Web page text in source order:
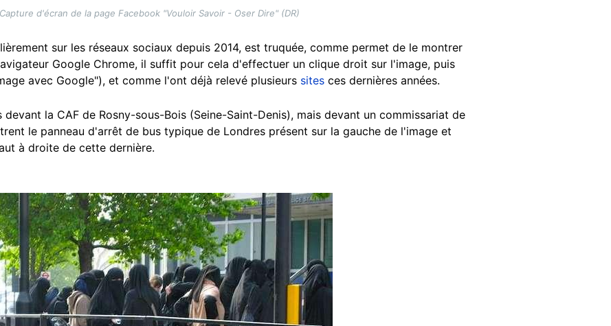
Capture d'écran de la page Facebook "Vouloir Savoir - Oser Dire" (DR)
sur les réseaux sociaux depuis 2014, est truquée, comme permet de le montrer
Google Chrome, il suffit pour cela d'effectuer un clique droit sur l'image, puis
avec Google"), et comme l'ont déjà relevé plusieurs sites ces dernières années.
la CAF de Rosny-sous-Bois (Seine-Saint-Denis), mais devant un commissariat de
le panneau d'arrêt de bus typique de Londres présent sur la gauche de l'image et
à droite de cette dernière.